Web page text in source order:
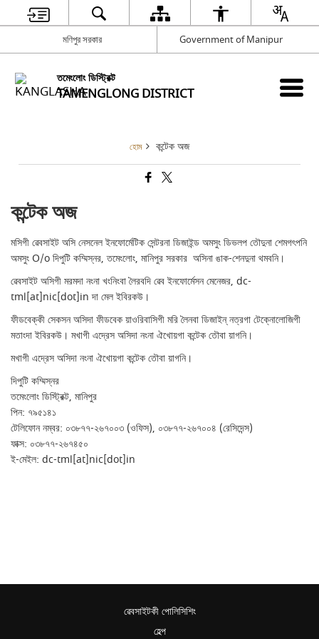
মণিপুর সরকার Government of Manipur
তমেংলোং ডিস্ট্রিক্ট
TAMENGLONG DISTRICT
হোম কন্টেক অজ
কন্টেক অজ
মসিগী ৱেবসাইট অসি নেসনেল ইনফোর্মেটিক সেন্টরনা ডিজাইন্ড অমসুং ডিভলপ তৌদুনা শেমগৎপনি
অমসুং O/o দিপুটি কম্মিস্নর, তমেংলোং, মানিপুর সরকার অসিনা ঙাক-শেনদুনা থমবনি।
ৱেবসাইট অসিগী মরমদা নংনা খংনিংবা লৈরবদি ৱেব ইনফোর্মেসন মেনেজর, dc-
tml[at]nic[dot]in দা মেল ইবিরকউ।
ফীডবেক্কী সেকসন অসিদা ফীডবেক য়াওরিবাসিগী মরি লৈনবা ডিজাইন্ নত্রগা টেক্নোলোজিগী
মতাংদা ইবিরকউ। মখাগী এদ্রেস অসিদা নংনা ঐখোয়গা কন্টেক তৌবা য়াগনি।
মখাগী এদ্রেস অসিদা নংনা ঐখোয়গা কন্টেক তৌবা য়াগনি।
দিপুটি কম্মিস্নর
তমেংলোং ডিস্ট্রিক্ট, মানিপুর
পিন: ৭৯৫১৪১
টেলিফোন নম্বর: ০৩৮৭৭-২৬৭০০৩ (ওফিস), ০৩৮৭৭-২৬৭০০৪ (রেসিদেন্স)
ফাক্স: ০৩৮৭৭-২৬৭৪৫০
ই-মেইল: dc-tml[at]nic[dot]in
ৱেবসাইটকী পোলিসিশিং
হেল্প